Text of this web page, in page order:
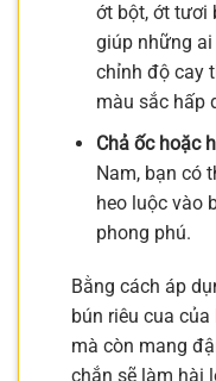
ớt bột, ớt tươi
giúp những
chỉnh độ cay
màu sắc hấp
Chả ốc hoặc
Nam, bạn có
heo luộc vào
phong phú.
Bằng cách áp
bún riêu cua
mà còn mang
chắn sẽ làm hài